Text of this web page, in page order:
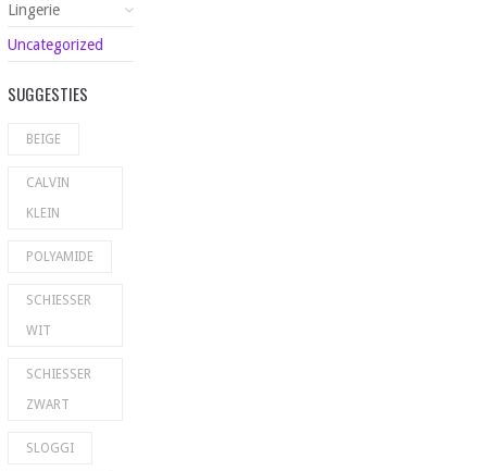
Lingerie
Uncategorized
SUGGESTIES
BEIGE
CALVIN
KLEIN
POLYAMIDE
SCHIESSER
WIT
SCHIESSER
ZWART
SLOGGI